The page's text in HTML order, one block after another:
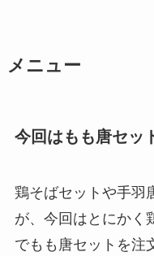
メニュー
今回はもも唐セッ
鶏そばセットや手羽
が、今回はとにかく
でもも唐セットを注